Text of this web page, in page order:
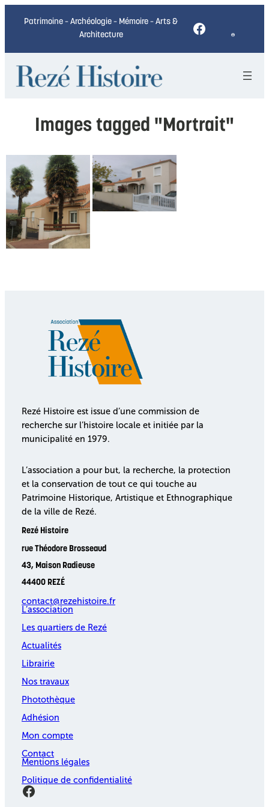
Patrimoine – Archéologie – Mémoire – Arts &
Architecture
Facebook
Images tagged "Mortrait"
Rezé Histoire est issue d’une commission de
recherche sur l’histoire locale et initiée par la
municipalité en 1979.
L’association a pour but, la recherche, la protection
et la conservation de tout ce qui touche au
Patrimoine Historique, Artistique et Ethnographique
de la ville de Rezé.
Rezé Histoire
rue Théodore Brosseaud
43, Maison Radieuse
44400 REZÉ
contact@rezehistoire.fr
L’association
Les quartiers de Rezé
Actualités
Librairie
Nos travaux
Photothèque
Adhésion
Mon compte
Contact
Mentions légales
Politique de confidentialité
Facebook